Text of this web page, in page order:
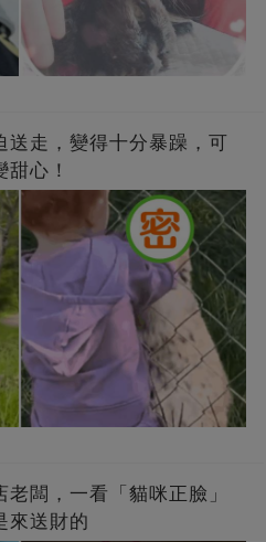
走，變得十分暴躁，可
心！
老闆，一看「貓咪正臉」
來送財的